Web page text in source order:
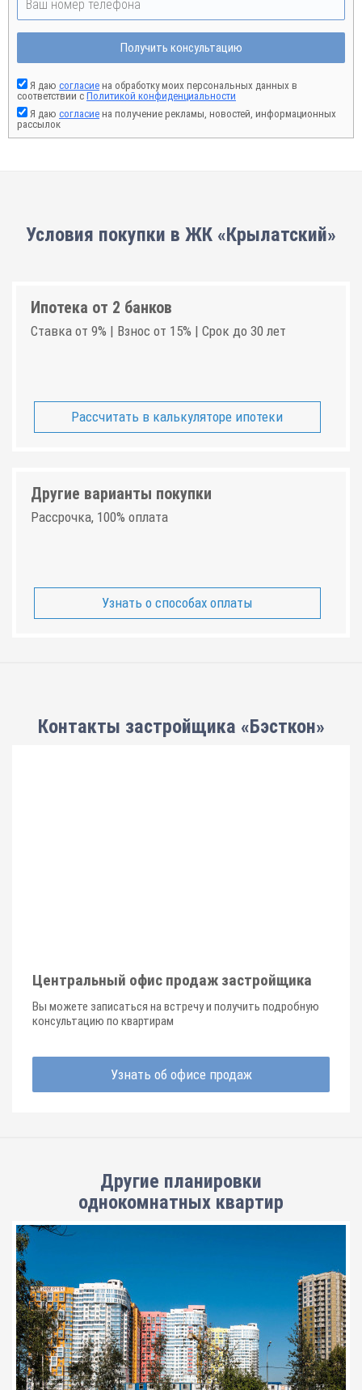
Получить консультацию
Я даю согласие на обработку моих персональных данных в
соответствии с Политикой конфиденциальности
Я даю согласие на получение рекламы, новостей, информационных
рассылок
Условия покупки в ЖК «Крылатский»
Ипотека от 2 банков
Ставка от 9% | Взнос от 15% | Срок до 30 лет
Рассчитать в калькуляторе ипотеки
Другие варианты покупки
Рассрочка, 100% оплата
Узнать о способах оплаты
Контакты застройщика «Бэсткон»
Центральный офис продаж застройщика
Вы можете записаться на встречу и получить подробную
консультацию по квартирам
Узнать об офисе продаж
Другие планировки
однокомнатных квартир